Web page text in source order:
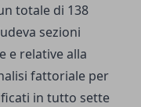
totale di 138
sezioni
e relative alla
fattoriale per
in tutto sette